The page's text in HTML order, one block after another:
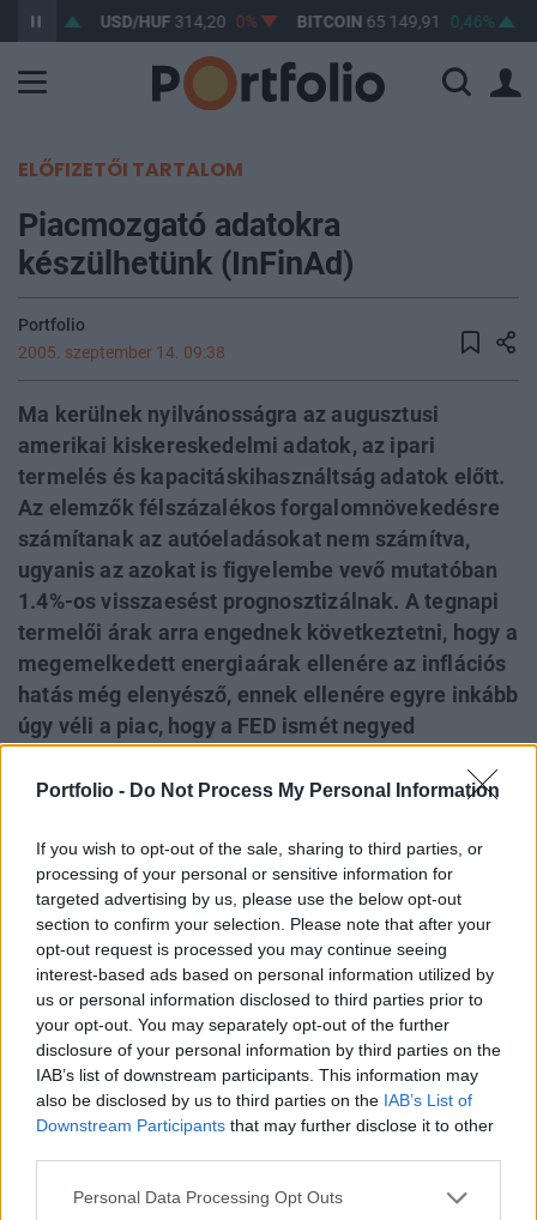
Portfolio - Do Not Process My Personal Information
If you wish to opt-out of the sale, sharing to third parties, or
processing of your personal or sensitive information for
targeted advertising by us, please use the below opt-out
section to confirm your selection. Please note that after your
opt-out request is processed you may continue seeing
interest-based ads based on personal information utilized by
us or personal information disclosed to third parties prior to
your opt-out. You may separately opt-out of the further
disclosure of your personal information by third parties on the
IAB’s list of downstream participants. This information may
also be disclosed by us to third parties on the IAB’s List of
Downstream Participants that may further disclose it to other
Personal Data Processing Opt Outs
0,03% USD/HUF314,20 0% BITCOIN65 149,91 0,46%
ELŐFIZETŐI TARTALOM
Piacmozgató adatokra
készülhetünk (InFinAd)
Portfolio
2005. szeptember 14. 09:38
Ma kerülnek nyilvánosságra az augusztusi
amerikai kiskereskedelmi adatok, az ipari
termelés és kapacitáskihasználtság adatok előtt.
Az elemzők félszázalékos forgalomnövekedésre
számítanak az autóeladásokat nem számítva,
ugyanis az azokat is figyelembe vevő mutatóban
1.4%-os visszaesést prognosztizálnak. A tegnapi
termelői árak arra engednek következtetni, hogy a
megemelkedett energiaárak ellenére az inflációs
hatás még elenyésző, ennek ellenére egyre inkább
úgy véli a piac, hogy a FED ismét negyed
20-i ülésén. Nagyon fontos lesz ma a délután
készletek adatai, hiszen ezekben már tükröződik
a Katrina tényleges hatása. Egy újabb olajár rally
alaposan megmozgathatja a piacot... Csütörtökön
a fogyasztói árindex kerül napirendre két
regionális ipari termelési adatok mellett.
Pénteken az USA folyó fizetési mérlege mellett a
tőkeáramlási adatokat is közzéteszik.
Adatokban gazdag napok előtt állunk. Nem lesz hiány
piacmozgató adatokból a tengerentúlról. A dollár
pusztításra is lehet majd jobban következtetni. Az euróra a